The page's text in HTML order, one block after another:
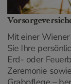
Mit einer
Sie Ihre
Erd- oder
Zeremonie